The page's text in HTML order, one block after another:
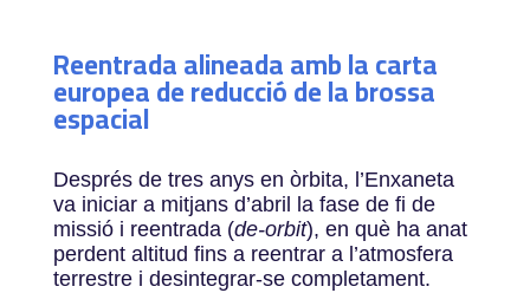
Reentrada alineada amb la carta
europea de reducció de la brossa
espacial
Després de tres anys en òrbita, l’Enxaneta
va iniciar a mitjans d’abril la fase de fi de
missió i reentrada (de-orbit), en què ha anat
perdent altitud fins a reentrar a l’atmosfera
terrestre i desintegrar-se completament.